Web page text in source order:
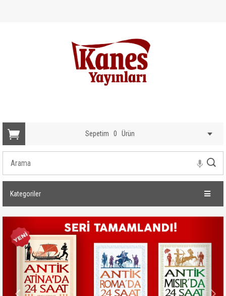
Sepetim 0 Ürün
Kategoriler